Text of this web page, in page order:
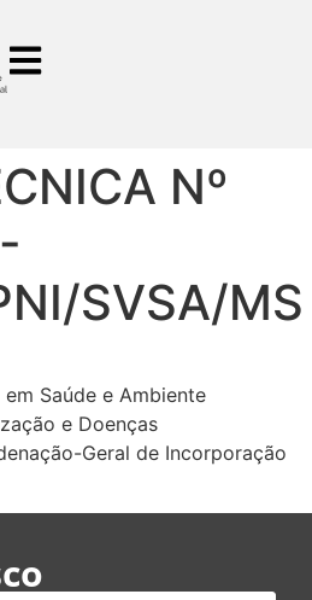
Nº
SVSA/MS
Saúde e Ambiente
e Doenças
Geral de Incorporação